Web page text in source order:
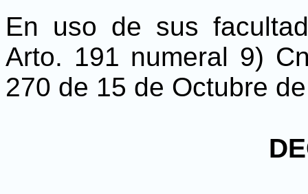
En uso de sus
Arto. 191 numeral 9)
270 de 15 de Octubre